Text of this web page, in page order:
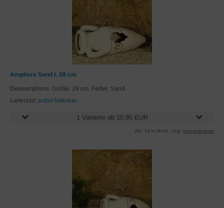
Amphore Sand L 28 cm
Dekoamphore. Größe: 28 cm, Farbe: Sand
Lieferzeit: sofort lieferbar
1 Variante ab 10,95 EUR
inkl. 19 % MwSt. zzgl. Versandkosten